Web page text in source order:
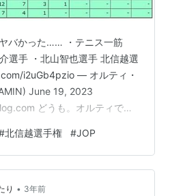
バかった…… ・テニス一筋
選手 ・北山智也選手 北信越選
i2uGb4pzio — オルティ・
June 19, 2023
どうも。オルティで
年は本戦1回戦が行われた2日
でした。しかし、今年は予選
戦が行われた3日目まで観戦す
た日が複数あるので、記事
北信越選手権 #JOP
り • 3年前